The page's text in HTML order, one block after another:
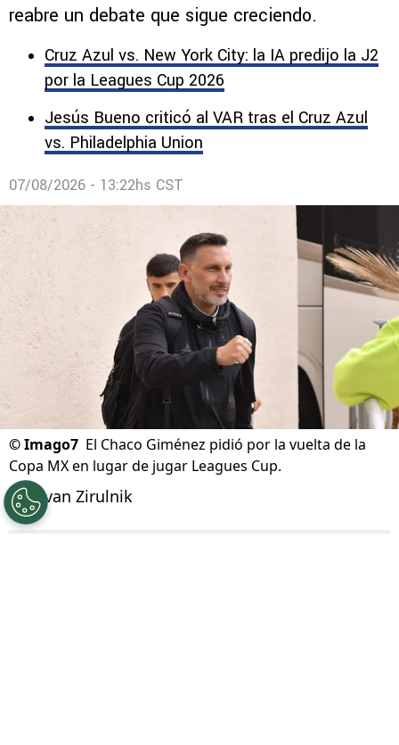
reabre un debate que sigue creciendo.
Cruz Azul vs. New York City: la IA predijo la J2
por la Leagues Cup 2026
Jesús Bueno criticó al VAR tras el Cruz Azul
vs. Philadelphia Union
07/08/2026 - 13:22hs CST
©Imago7 El Chaco Giménez pidió por la vuelta de la
Copa MX en lugar de jugar Leagues Cup.
Por Ivan Zirulnik